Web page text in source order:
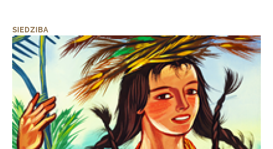
SIEDZIBA